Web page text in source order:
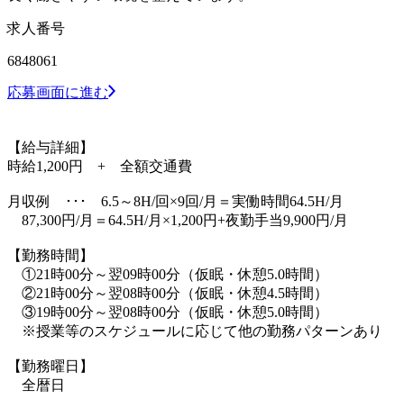
求人番号
6848061
応募画面に進む
【給与詳細】
時給1,200円 + 全額交通費
月収例 ･･･ 6.5～8H/回×9回/月＝実働時間64.5H/月
87,300円/月＝64.5H/月×1,200円+夜勤手当9,900円/月
【勤務時間】
①21時00分～翌09時00分（仮眠・休憩5.0時間）
②21時00分～翌08時00分（仮眠・休憩4.5時間）
③19時00分～翌08時00分（仮眠・休憩5.0時間）
※授業等のスケジュールに応じて他の勤務パターンあり
【勤務曜日】
全暦日